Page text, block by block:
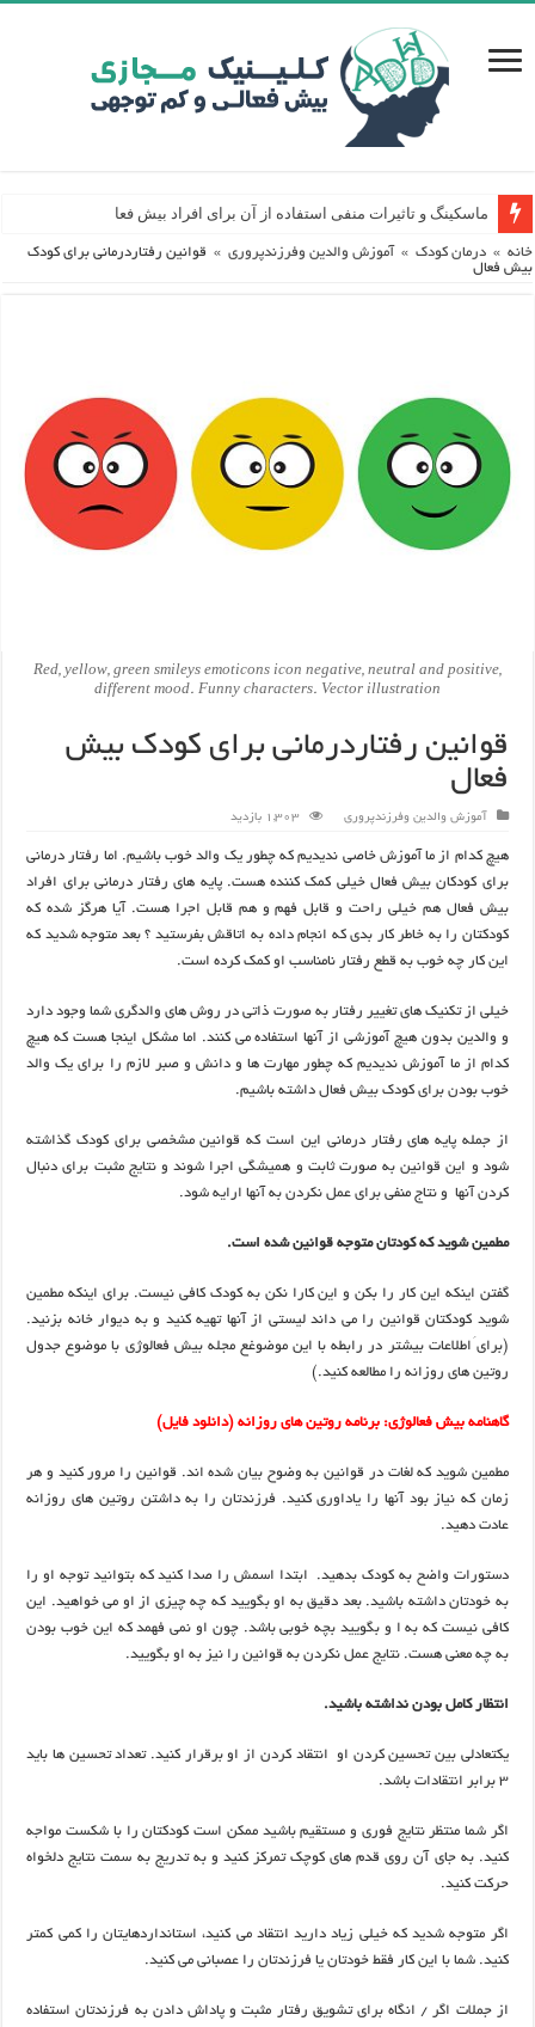
ماسکینگ و تاثیرات منفی استفاده از آن برای افراد بیش فعال
خانه » درمان کودک » آموزش والدین وفرزندپروری » قوانین رفتاردرمانی برای کودک
بیش فعال
Red, yellow, green smileys emoticons icon negative, neutral and positive,
different mood. Funny characters. Vector illustration
قوانین رفتاردرمانی برای کودک بیش
فعال
آموزش والدین وفرزندپروری 1,303 بازدید
هیچ کدام از ما آموزش خاصی ندیدیم که چطور یک والد خوب باشیم. اما رفتار درمانی
برای کودکان بیش فعال خیلی کمک کننده هست. پایه های رفتار درمانی برای افراد
بیش فعال هم خیلی راحت و قابل فهم و هم قابل اجرا هست. آیا هرگز شده که
کودکتان را به خاطر کار بدی که انجام داده به اتاقش بفرستید ؟ بعد متوجه شدید که
این کار چه خوب به قطع رفتار نامناسب او کمک کرده است.
خیلی از تکنیک های تغییر رفتار به صورت ذاتی در روش های والدگری شما وجود دارد
و والدین بدون هیچ آموزشی از آنها استفاده می کنند. اما مشکل اینجا هست که هیچ
کدام از ما آموزش ندیدیم که چطور مهارت ها و دانش و صبر لازم را برای یک والد
خوب بودن برای کودک بیش فعال داشته باشیم.
از جمله پایه های رفتار درمانی این است که قوانین مشخصی برای کودک گذاشته
شود و این قوانین به صورت ثابت و همیشگی اجرا شوند و نتایج مثبت برای دنبال
کردن آنها و نتاج منفی برای عمل نکردن به آنها ارایه شود.
مطمین شوید که کودتان متوجه قوانین شده است.
گفتن اینکه این کار را بکن و این کارا نکن به کودک کافی نیست. برای اینکه مطمین
شوید کودکتان قوانین را می داند لیستی از آنها تهیه کنید و به دیوار خانه بزنید.
(برای َاطلاعات بیشتر در رابطه با این موضوغع مجله بیش فعالوژی با موضوع جدول
روتین های روزانه را مطالعه کنید.)
گاهنامه بیش فعالوژی: برنامه روتین های روزانه (دانلود فایل)
مطمین شوید که لغات در قوانین به وضوح بیان شده اند. قوانین را مرور کنید و هر
زمان که نیاز بود آنها را یاداوری کنید. فرزندتان را به داشتن روتین های روزانه
عادت دهید.
دستورات واضح به کودک بدهید. ابتدا اسمش را صدا کنید که بتوانید توجه او را
به خودتان داشته باشید. بعد دقیق به او بگویید که چه چیزی از او می خواهید. این
کافی نیست که به ا و بگویید بچه خوبی باشد. چون او نمی فهمد که این خوب بودن
به چه معنی هست. نتایج عمل نکردن به قوانین را نیز به او بگویید.
انتظار کامل بودن نداشته باشید.
یکتعادلی بین تحسین کردن او انتقاد کردن از او برقرار کنید. تعداد تحسین ها باید
3 برابر انتقادات باشد.
اگر شما منتظر نتایج فوری و مستقیم باشید ممکن است کودکتان را با شکست مواجه
کنید. به جای آن روی قدم های کوچک تمرکز کنید و به تدریج به سمت نتایج دلخواه
حرکت کنید.
اگر متوجه شدید که خیلی زیاد دارید انتقاد می کنید، استانداردهایتان را کمی کمتر
کنید. شما با این کار فقط خودتان یا فرزندتان را عصبانی می کنید.
از جملات اگر / انگاه برای تشویق رفتار مثبت و پاداش دادن به فرزندتان استفاده